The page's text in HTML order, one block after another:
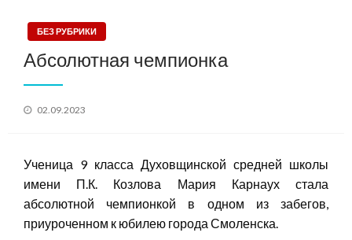
БЕЗ РУБРИКИ
Абсолютная чемпионка
Posted
02.09.2023
Ученица 9 класса Духовщинской средней школы
имени П.К. Козлова Мария Карнаух стала
абсолютной чемпионкой в одном из забегов,
приуроченном к юбилею города Смоленска.